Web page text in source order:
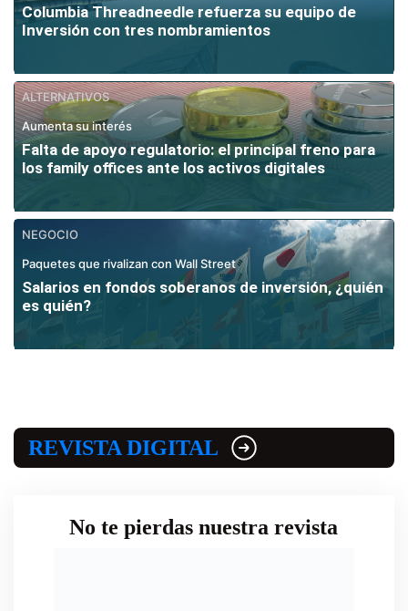
Columbia Threadneedle refuerza su equipo de
Inversión con tres nombramientos
ALTERNATIVOS
Aumenta su interés
Falta de apoyo regulatorio: el principal freno para
los family offices ante los activos digitales
NEGOCIO
Paquetes que rivalizan con Wall Street
Salarios en fondos soberanos de inversión, ¿quién
es quién?
REVISTA DIGITAL
No te pierdas nuestra revista